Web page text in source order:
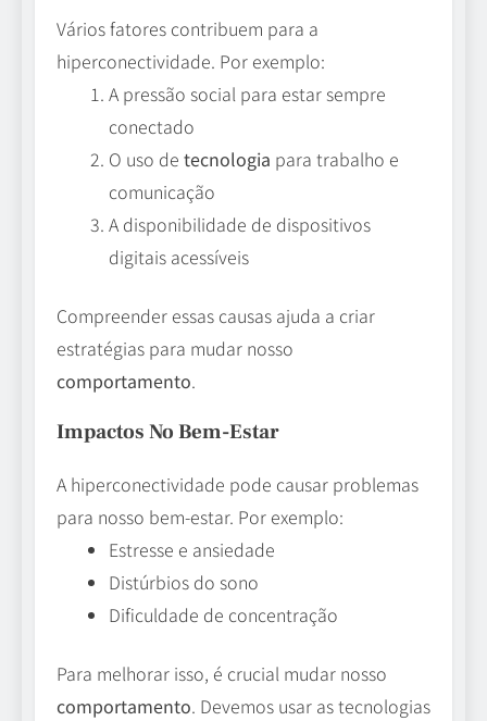
Vários fatores contribuem para a
hiperconectividade. Por exemplo:
A pressão social para estar sempre
conectado
O uso de tecnologia para trabalho e
comunicação
A disponibilidade de dispositivos
digitais acessíveis
Compreender essas causas ajuda a criar
estratégias para mudar nosso
comportamento.
Impactos No Bem-Estar
A hiperconectividade pode causar problemas
para nosso bem-estar. Por exemplo:
Estresse e ansiedade
Distúrbios do sono
Dificuldade de concentração
Para melhorar isso, é crucial mudar nosso
comportamento. Devemos usar as tecnologias